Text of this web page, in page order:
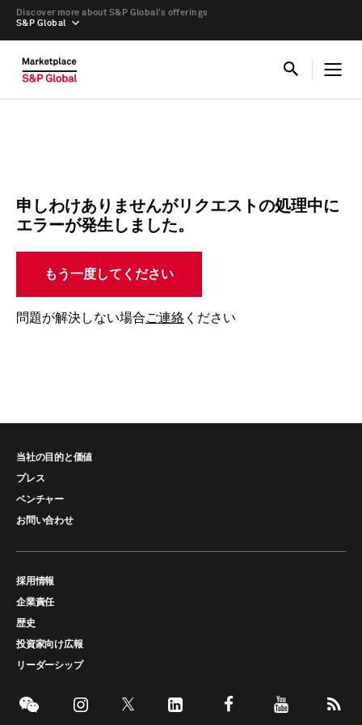
S&P Global
Discover more about S&P Global’s offerings
申しわけありませんがリクエストの処理中に
エラーが発生しました。
もう一度してください
問題が解決しない場合ご連絡 ください
当社の目的と価値
プレス
ベンチャー
お問い合わせ
採用情報
企業責任
歴史
投資家向け広報
リーダーシップ